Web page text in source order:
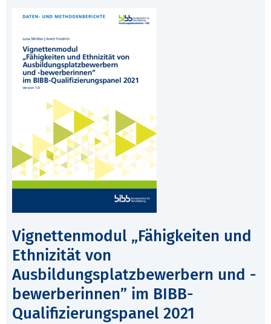
Vignettenmodul „Fähigkeiten und
Ethnizität von
Ausbildungsplatzbewerbern und -
bewerberinnen” im BIBB-
Qualifizierungspanel 2021